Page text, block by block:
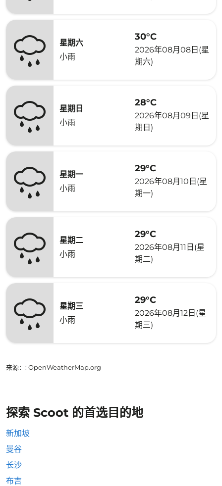
星期六
小雨
30°C
2026年08月08日(星
期六)
星期日
小雨
28°C
2026年08月09日(星
期日)
星期一
小雨
29°C
2026年08月10日(星
期一)
星期二
小雨
29°C
2026年08月11日(星
期二)
星期三
小雨
29°C
2026年08月12日(星
期三)
来源： : OpenWeatherMap.org
探索 Scoot 的首选目的地
新加坡
曼谷
长沙
布吉